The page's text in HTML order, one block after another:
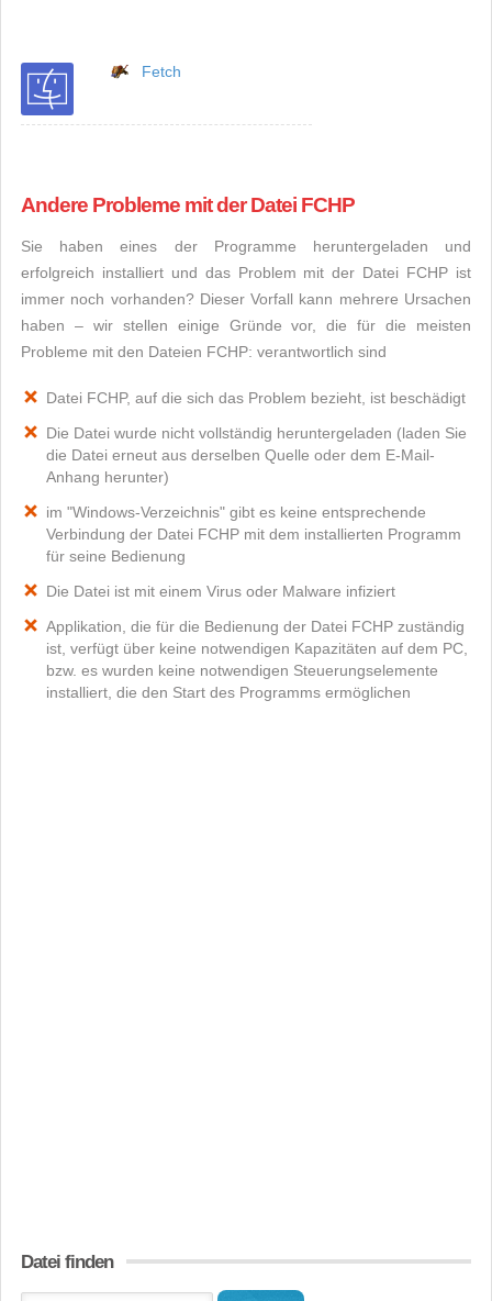
Fetch
Andere Probleme mit der Datei FCHP
Sie haben eines der Programme heruntergeladen und
erfolgreich installiert und das Problem mit der Datei FCHP ist
immer noch vorhanden? Dieser Vorfall kann mehrere Ursachen
haben – wir stellen einige Gründe vor, die für die meisten
Probleme mit den Dateien FCHP: verantwortlich sind
Datei FCHP, auf die sich das Problem bezieht, ist beschädigt
Die Datei wurde nicht vollständig heruntergeladen (laden Sie
die Datei erneut aus derselben Quelle oder dem E-Mail-
Anhang herunter)
im "Windows-Verzeichnis" gibt es keine entsprechende
Verbindung der Datei FCHP mit dem installierten Programm
für seine Bedienung
Die Datei ist mit einem Virus oder Malware infiziert
Applikation, die für die Bedienung der Datei FCHP zuständig
ist, verfügt über keine notwendigen Kapazitäten auf dem PC,
bzw. es wurden keine notwendigen Steuerungselemente
installiert, die den Start des Programms ermöglichen
Datei finden